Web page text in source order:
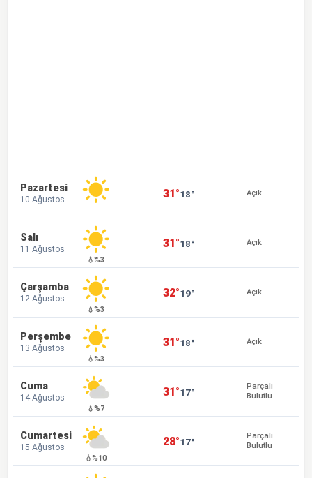
Pazartesi
10 Ağustos 31°18° Açık
Salı
11 Ağustos
💧%3
31°18° Açık
Çarşamba
12 Ağustos
💧%3
32°19° Açık
Perşembe
13 Ağustos
💧%3
31°18° Açık
Cuma
14 Ağustos
💧%7
31°17°
Parçalı
Bulutlu
Cumartesi
15 Ağustos
💧%10
28°17°
Parçalı
Bulutlu